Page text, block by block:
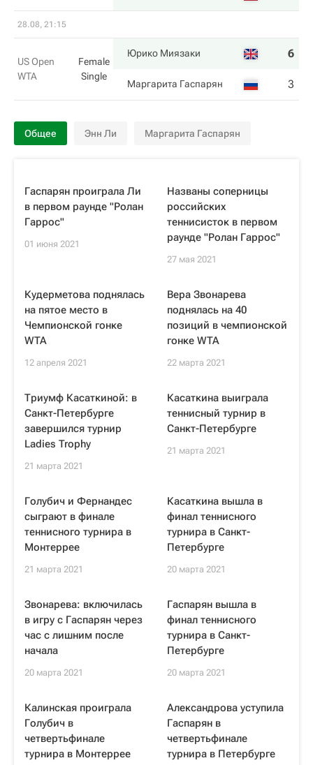
28.08, 21:15
US Open
WTA
Female
Single
Юрико Миязаки 6
Маргарита Гаспарян 3
Общее Энн Ли Маргарита Гаспарян
Гаспарян проиграла Ли
в первом раунде "Ролан
Гаррос"
01 июня 2021
Названы соперницы
российских
теннисисток в первом
раунде "Ролан Гаррос"
27 мая 2021
Кудерметова поднялась
на пятое место в
Чемпионской гонке
WTA
12 апреля 2021
Вера Звонарева
поднялась на 40
позиций в чемпионской
гонке WTA
22 марта 2021
Триумф Касаткиной: в
Санкт-Петербурге
завершился турнир
Ladies Trophy
21 марта 2021
Касаткина выиграла
теннисный турнир в
Санкт-Петербурге
21 марта 2021
Голубич и Фернандес
сыграют в финале
теннисного турнира в
Монтеррее
21 марта 2021
Касаткина вышла в
финал теннисного
турнира в Санкт-
Петербурге
20 марта 2021
Звонарева: включилась
в игру с Гаспарян через
час с лишним после
начала
20 марта 2021
Гаспарян вышла в
финал теннисного
турнира в Санкт-
Петербурге
20 марта 2021
Калинская проиграла
Голубич в
четвертьфинале
турнира в Монтеррее
Александрова уступила
Гаспарян в
четвертьфинале
турнира в Петербурге